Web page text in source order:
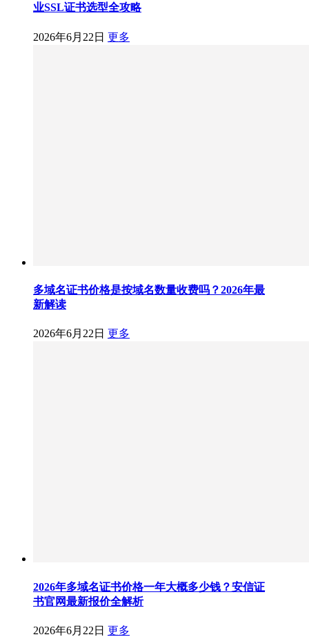
业SSL证书选型全攻略
2026年6月22日 更多
多域名证书价格是按域名数量收费吗？2026年最
新解读
2026年6月22日 更多
2026年多域名证书价格一年大概多少钱？安信证
书官网最新报价全解析
2026年6月22日 更多